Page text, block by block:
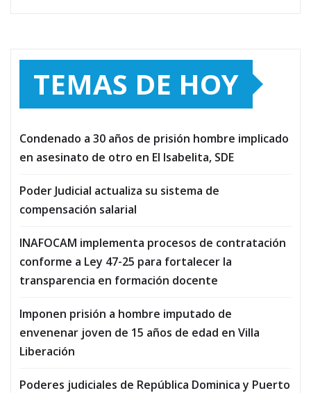
TEMAS DE HOY
Condenado a 30 años de prisión hombre implicado
en asesinato de otro en El Isabelita, SDE
Poder Judicial actualiza su sistema de
compensación salarial
INAFOCAM implementa procesos de contratación
conforme a Ley 47-25 para fortalecer la
transparencia en formación docente
Imponen prisión a hombre imputado de
envenenar joven de 15 años de edad en Villa
Liberación
Poderes judiciales de República Dominica y Puerto